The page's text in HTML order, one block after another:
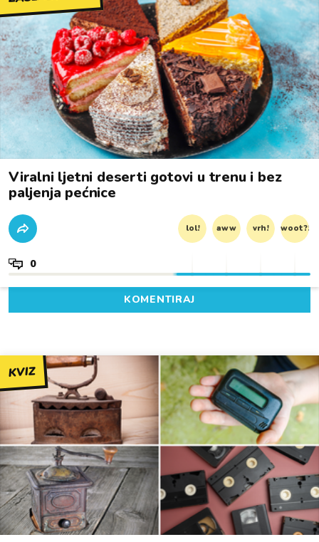
Viralni ljetni deserti gotovi u trenu i bez
paljenja pećnice
lol! aww vrh! woot?!
0
KOMENTIRAJ
KVIZ